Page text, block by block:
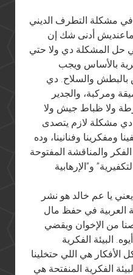
في مشكلة التطرف الديني
أدنى شك إن
حل المشكلة دي ولا حتي
بالأساس ويجب
بالبطش والسلاح. دي
ومركبة، والجدير
ولا ظباط جيش ولا
مشكلة لازم يتصدى
ومفكرينا وفنانينا، وده
والمناقشة المفتوحة
يا عم خالد هو نشر
العربية في حفظ مال
من الإخوان ويقضي
البيئة الفكرية
الأفكار هي اللي حتخلينا
الفكرية المنفتحة هي